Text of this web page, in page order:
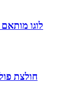
לוגו
חולצת